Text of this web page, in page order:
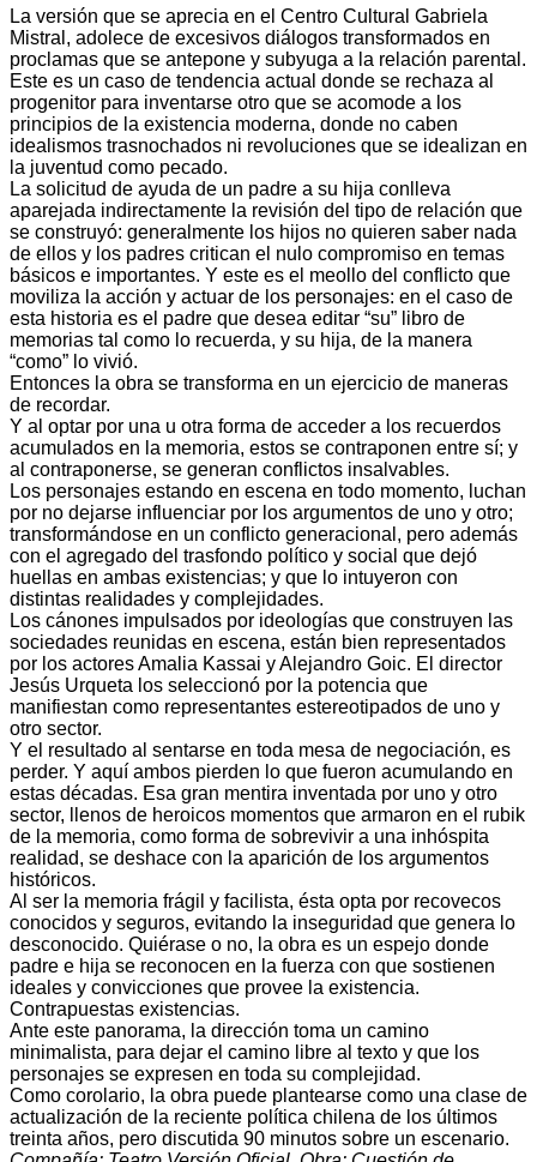
La versión que se aprecia en el Centro Cultural Gabriela
Mistral, adolece de excesivos diálogos transformados en
proclamas que se antepone y subyuga a la relación parental.
Este es un caso de tendencia actual donde se rechaza al
progenitor para inventarse otro que se acomode a los
principios de la existencia moderna, donde no caben
idealismos trasnochados ni revoluciones que se idealizan en
la juventud como pecado.
La solicitud de ayuda de un padre a su hija conlleva
aparejada indirectamente la revisión del tipo de relación que
se construyó: generalmente los hijos no quieren saber nada
de ellos y los padres critican el nulo compromiso en temas
básicos e importantes. Y este es el meollo del conflicto que
moviliza la acción y actuar de los personajes: en el caso de
esta historia es el padre que desea editar “su” libro de
memorias tal como lo recuerda, y su hija, de la manera
“como” lo vivió.
Entonces la obra se transforma en un ejercicio de maneras
de recordar.
Y al optar por una u otra forma de acceder a los recuerdos
acumulados en la memoria, estos se contraponen entre sí; y
al contraponerse, se generan conflictos insalvables.
Los personajes estando en escena en todo momento, luchan
por no dejarse influenciar por los argumentos de uno y otro;
transformándose en un conflicto generacional, pero además
con el agregado del trasfondo político y social que dejó
huellas en ambas existencias; y que lo intuyeron con
distintas realidades y complejidades.
Los cánones impulsados por ideologías que construyen las
sociedades reunidas en escena, están bien representados
por los actores Amalia Kassai y Alejandro Goic. El director
Jesús Urqueta los seleccionó por la potencia que
manifiestan como representantes estereotipados de uno y
otro sector.
Y el resultado al sentarse en toda mesa de negociación, es
perder. Y aquí ambos pierden lo que fueron acumulando en
estas décadas. Esa gran mentira inventada por uno y otro
sector, llenos de heroicos momentos que armaron en el rubik
de la memoria, como forma de sobrevivir a una inhóspita
realidad, se deshace con la aparición de los argumentos
históricos.
Al ser la memoria frágil y facilista, ésta opta por recovecos
conocidos y seguros, evitando la inseguridad que genera lo
desconocido. Quiérase o no, la obra es un espejo donde
padre e hija se reconocen en la fuerza con que sostienen
ideales y convicciones que provee la existencia.
Contrapuestas existencias.
Ante este panorama, la dirección toma un camino
minimalista, para dejar el camino libre al texto y que los
personajes se expresen en toda su complejidad.
Como corolario, la obra puede plantearse como una clase de
actualización de la reciente política chilena de los últimos
treinta años, pero discutida 90 minutos sobre un escenario.